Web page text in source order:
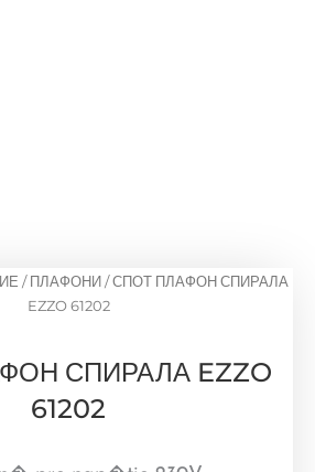
/ПЛАФОНИ/ СПОТ ПЛАФОН СПИРАЛА
EZZO 61202
СПИРАЛА EZZO
61202